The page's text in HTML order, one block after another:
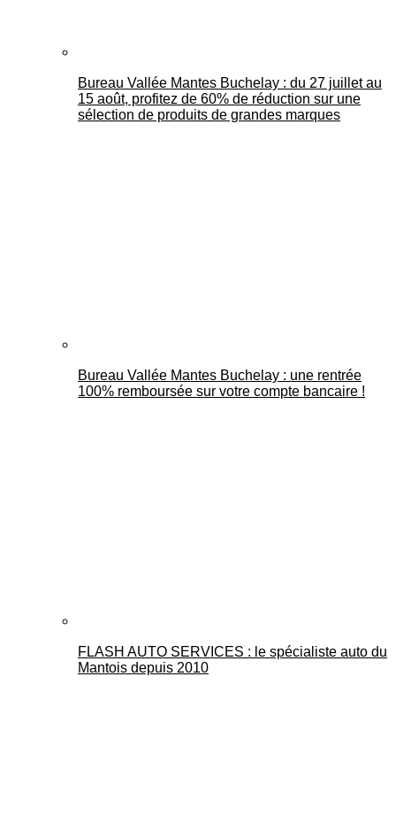
Bureau Vallée Mantes Buchelay : du 27 juillet au
15 août, profitez de 60% de réduction sur une
sélection de produits de grandes marques
Bureau Vallée Mantes Buchelay : une rentrée
100% remboursée sur votre compte bancaire !
FLASH AUTO SERVICES : le spécialiste auto du
Mantois depuis 2010